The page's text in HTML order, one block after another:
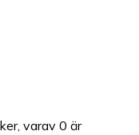
varav 0 är